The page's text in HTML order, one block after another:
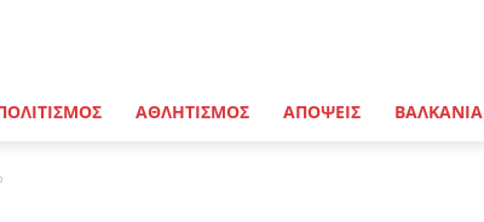
ΑΘΛΗΤΙΣΜΟΣ ΑΠΟΨΕΙΣ ΒΑΛΚΑΝΙΑ